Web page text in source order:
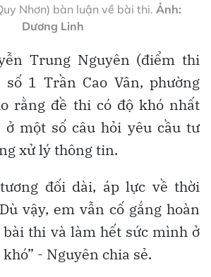
Nhơn) bàn luận về bài thi. Ảnh:
Dương Linh
Trung Nguyên (điểm thi
số 1 Trần Cao Vân, phường
rằng đề thi có độ khó nhất
ở một số câu hỏi yêu cầu tư
xử lý thông tin.
đối dài, áp lực về thời
vậy, em vẫn cố gắng hoàn
thi và làm hết sức mình ở
- Nguyên chia sẻ.